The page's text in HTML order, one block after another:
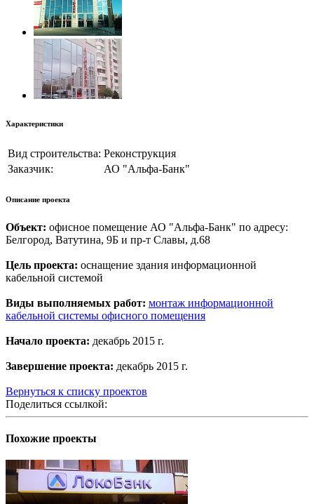
Характеристики
Вид строительства: Реконструкция
Заказчик:
АО "Альфа-Банк"
Описание проекта
Объект: офисное помещение АО "Альфа-Банк" по адресу:
Белгород, Ватутина, 9Б и пр-т Славы, д.68
Цель проекта: оснащение здания информационной
кабельной системой
Виды выполняемых работ: монтаж информационной
кабельной системы офисного помещения
Начало проекта: декабрь 2015 г.
Завершение проекта: декабрь 2015 г.
Вернуться к списку проектов
Поделиться ссылкой:
Похожие проекты